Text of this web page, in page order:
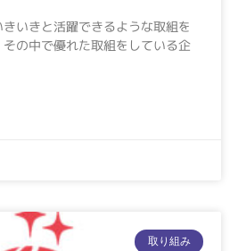
いきと活躍できるような取組を
の中で優れた取組をしている企
取り組み